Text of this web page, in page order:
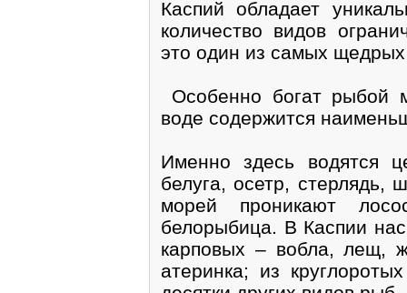
Каспий обладает
количество видов
это один из самых
Особенно богат рыбой
воде содержится
Именно здесь водятся
белуга, осетр,
морей проникают
белорыбица. В Каспии
карповых – вобла, лещ,
атеринка; из